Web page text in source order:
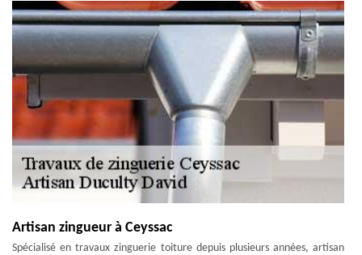
Artisan zingueur à Ceyssac
Spécialisé en travaux zinguerie toiture depuis plusieurs années, artisan